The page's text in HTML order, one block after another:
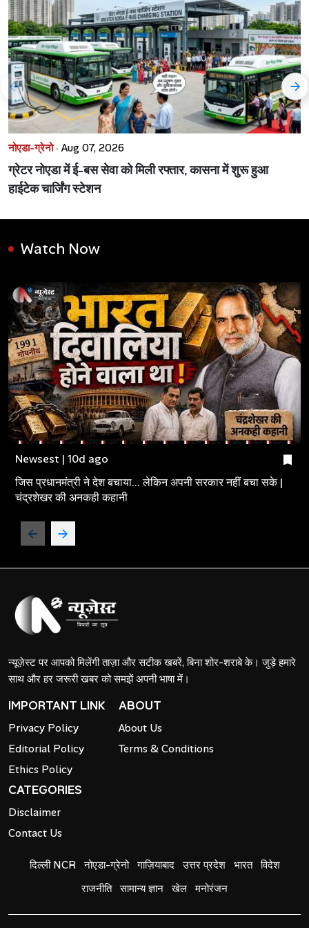
नोएडा-ग्रेनो · Aug 07, 2026
ग्रेटर नोएडा में ई-बस सेवा को मिली रफ्तार, कासना में शुरू हुआ
हाईटेक चार्जिंग स्टेशन
Watch Now
Newsest | 10d ago
जिस प्रधानमंत्री ने देश बचाया... लेकिन अपनी सरकार नहीं बचा सके |
चंद्रशेखर की अनकही कहानी
न्यूज़ेस्ट पर आपको मिलेंगी ताज़ा और सटीक खबरें, बिना शोर-शराबे के। जुड़े हमारे
साथ और हर जरूरी खबर को समझें अपनी भाषा में।
IMPORTANT LINK
Privacy Policy
Editorial Policy
Ethics Policy
ABOUT
About Us
Terms & Conditions
CATEGORIES
Disclaimer
Contact Us
दिल्ली NCR नोएडा-ग्रेनो गाज़ियाबाद उत्तर प्रदेश भारत विदेश
राजनीति सामान्य ज्ञान खेल मनोरंजन